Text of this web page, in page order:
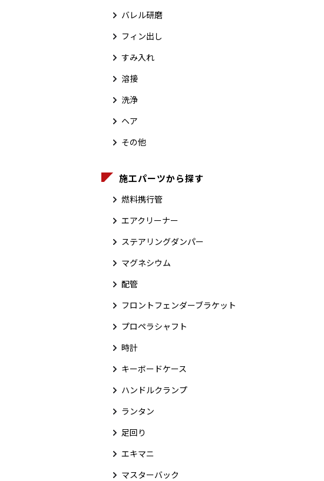
バレル研磨
フィン出し
すみ入れ
溶接
洗浄
ヘア
その他
施工パーツから探す
燃料携行管
エアクリーナー
ステアリングダンパー
マグネシウム
配管
フロントフェンダーブラケット
プロペラシャフト
時計
キーボードケース
ハンドルクランプ
ランタン
足回り
エキマニ
マスターバック